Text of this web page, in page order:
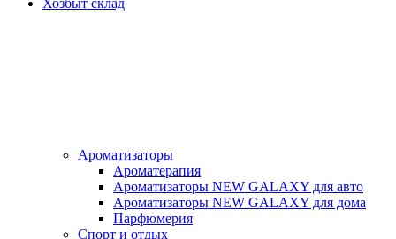
Хозбыт склад
Ароматизаторы
Ароматерапия
Ароматизаторы NEW GALAXY для авто
Ароматизаторы NEW GALAXY для дома
Парфюмерия
Спорт и отдых